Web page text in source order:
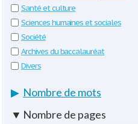
Santé et culture
Sciences humaines et sociales
Société
Archives du baccalauréat
Divers
▶ Nombre de mots
▼ Nombre de pages